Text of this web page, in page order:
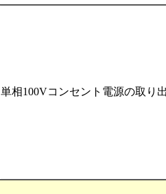
単相100Vコンセント電源の取り